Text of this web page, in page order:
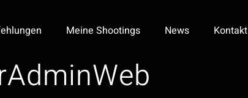
Meine Shootings News Kontakt